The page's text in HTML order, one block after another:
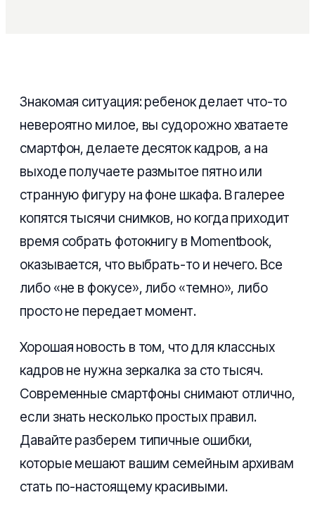
Знакомая ситуация: ребенок делает что-то
невероятно милое, вы судорожно хватаете
смартфон, делаете десяток кадров, а на
выходе получаете размытое пятно или
странную фигуру на фоне шкафа. В галерее
копятся тысячи снимков, но когда приходит
время собрать фотокнигу в Momentbook,
оказывается, что выбрать-то и нечего. Все
либо «не в фокусе», либо «темно», либо
просто не передает момент.
Хорошая новость в том, что для классных
кадров не нужна зеркалка за сто тысяч.
Современные смартфоны снимают отлично,
если знать несколько простых правил.
Давайте разберем типичные ошибки,
которые мешают вашим семейным архивам
стать по-настоящему красивыми.